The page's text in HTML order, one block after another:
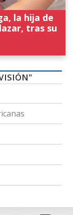
la hija de
tras su